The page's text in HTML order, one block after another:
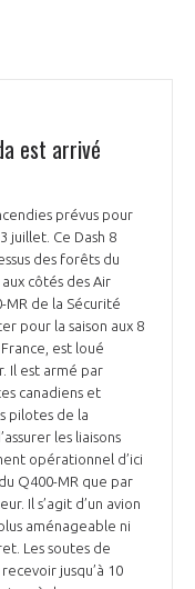
est arrivé
prévus pour
juillet. Ce Dash 8
des forêts du
côtés des Air
MR de la Sécurité
pour la saison aux 8
est loué
Il est armé par
canadiens et
pilotes de la
les liaisons
opérationnel d’ici
Q400-MR que par
Il s’agit d’un avion
aménageable ni
Les soutes de
jusqu’à 10